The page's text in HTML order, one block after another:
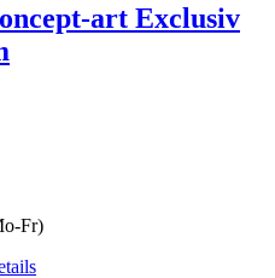
art Exclusiv
Fr)